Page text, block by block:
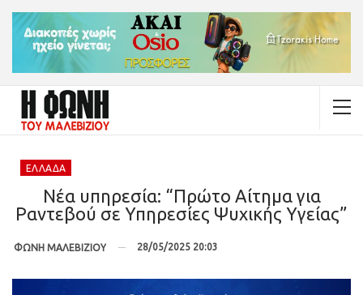
ΕΛΛΆΔΑ
Νέα υπηρεσία: “Πρώτο Αίτημα για
Ραντεβού σε Υπηρεσίες Ψυχικής Υγείας”
ΦΩΝΗ ΜΑΛΕΒΙΖΙΟΥ 28/05/2025 20:03